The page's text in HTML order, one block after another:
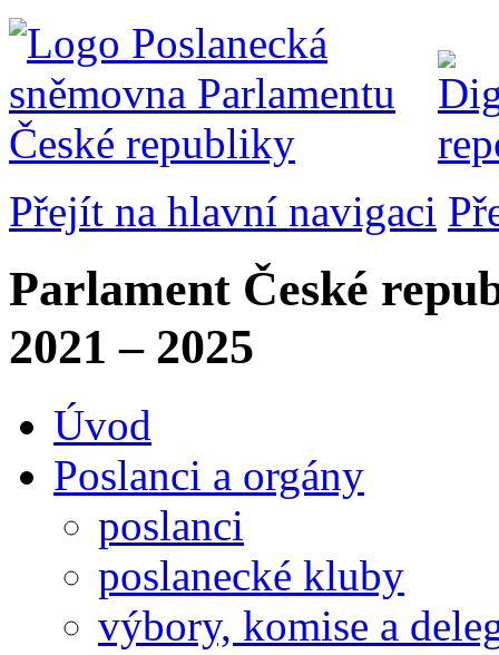
Přejít na hlavní navigaci
Parlament České
2021 – 2025
Úvod
Poslanci a orgány
poslanci
poslanecké kluby
výbory, komise a